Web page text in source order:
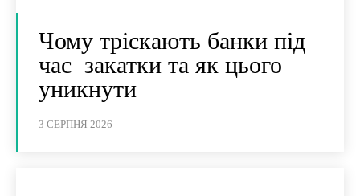
Чому тріскають банки під
час закатки та як цього
уникнути
3 СЕРПНЯ 2026